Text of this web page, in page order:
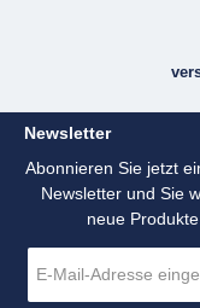
Newsletter
Abonnieren Sie jetzt
Newsletter und Sie
neue
Mail-